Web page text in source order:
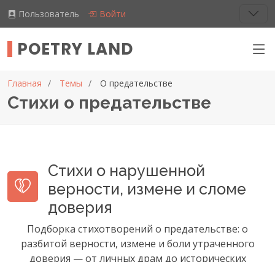
Пользователь Войти
POETRY LAND
Главная Темы О предательстве
Стихи о предательстве
Стихи о нарушенной
верности, измене и сломе
доверия
Подборка стихотворений о предательстве: о
разбитой верности, измене и боли утраченного
доверия — от личных драм до исторических